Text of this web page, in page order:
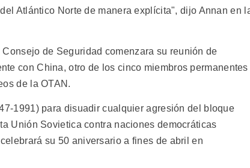
Atlántico Norte de manera explícita", dijo Annan en
de Seguridad comenzara su reunión de
con China, otro de los cinco miembros permanentes
de la OTAN.
1991) para disuadir cualquier agresión del bloque
Unión Sovietica contra naciones democráticas
su 50 aniversario a fines de abril en